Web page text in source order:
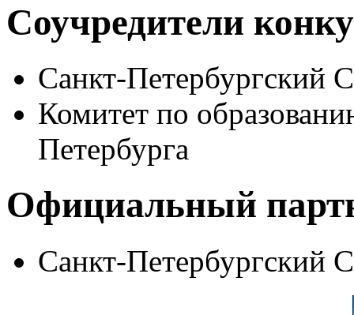
Соучредители
Санкт-Петербургский
Комитет по
Петербурга
Официальный
Санкт-Петербургский